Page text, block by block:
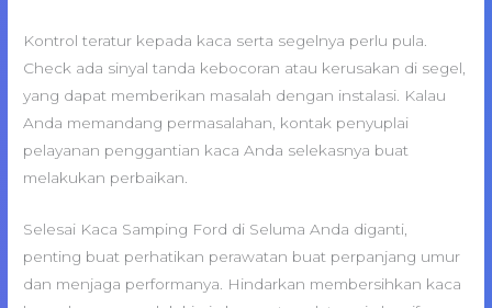
Kontrol teratur kepada kaca serta segelnya perlu pula.
Check ada sinyal tanda kebocoran atau kerusakan di segel,
yang dapat memberikan masalah dengan instalasi. Kalau
Anda memandang permasalahan, kontak penyuplai
pelayanan penggantian kaca Anda selekasnya buat
melakukan perbaikan.
Selesai Kaca Samping Ford di Seluma Anda diganti,
penting buat perhatikan perawatan buat perpanjang umur
dan menjaga performanya. Hindarkan membersihkan kaca